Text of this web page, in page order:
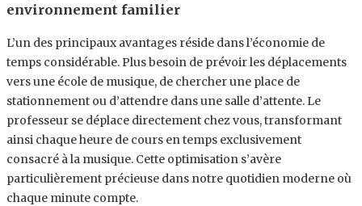
environnement familier
L’un des principaux avantages réside dans l’économie de
temps considérable. Plus besoin de prévoir les déplacements
vers une école de musique, de chercher une place de
stationnement ou d’attendre dans une salle d’attente. Le
professeur se déplace directement chez vous, transformant
ainsi chaque heure de cours en temps exclusivement
consacré à la musique. Cette optimisation s’avère
particulièrement précieuse dans notre quotidien moderne où
chaque minute compte.